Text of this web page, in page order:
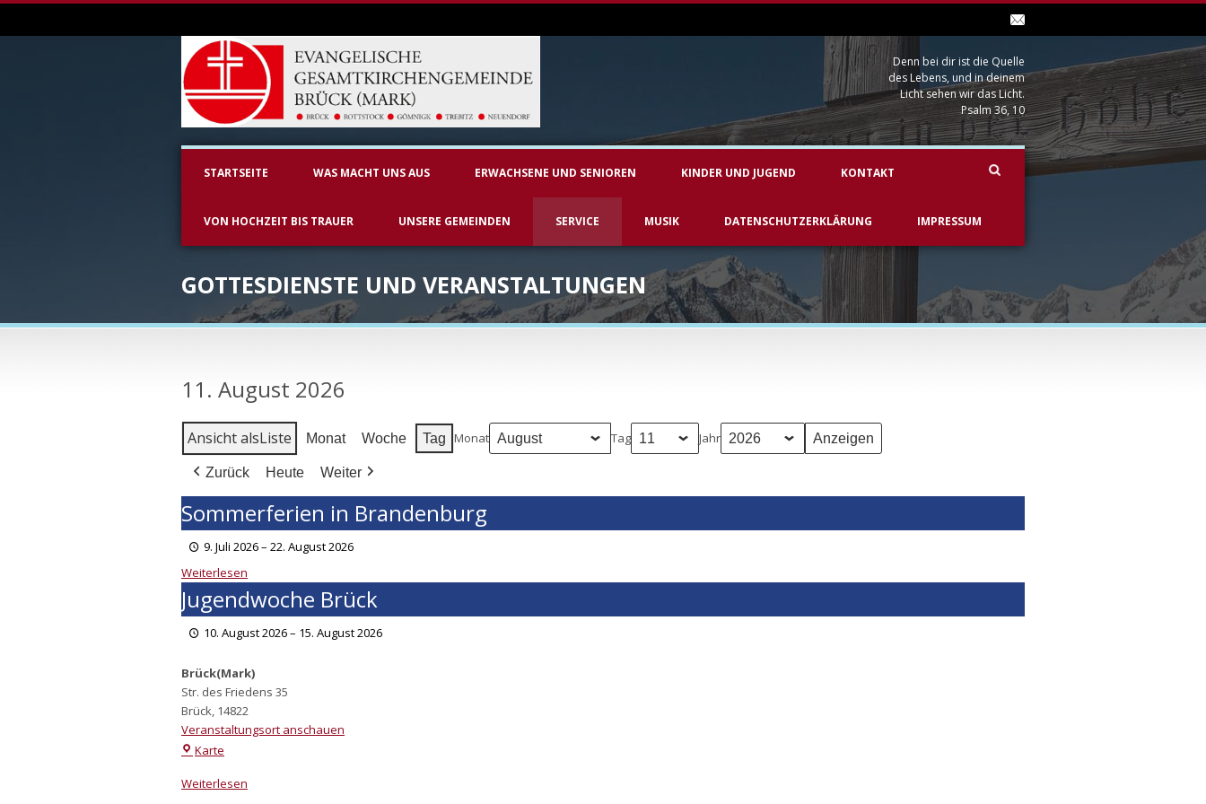
Denn bei dir ist die Quelle
des Lebens, und in deinem
Licht sehen wir das Licht.
Psalm 36, 10
STARTSEITE WAS MACHT UNS AUS ERWACHSENE UND SENIOREN KINDER UND JUGEND KONTAKT
VON HOCHZEIT BIS TRAUER UNSERE GEMEINDEN SERVICE MUSIK DATENSCHUTZERKLÄRUNG IMPRESSUM
GOTTESDIENSTE UND VERANSTALTUNGEN
11. August 2026
Ansicht alsLis­te Monat Woche Tag Monat Tag Jahr
Zurück Heute Weiter
Sommerferien in Brandenburg
9. Juli 2026– 22. August 2026
Wei­ter­le­sen
Jugendwoche Brück
10. August 2026– 15. August 2026
Brück(Mark)
Str. des Friedens 35
Brück, 14822
Veranstaltungsort anschauen
Karte
Wei­ter­le­sen